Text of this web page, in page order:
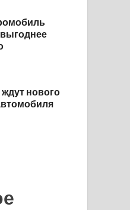
нового